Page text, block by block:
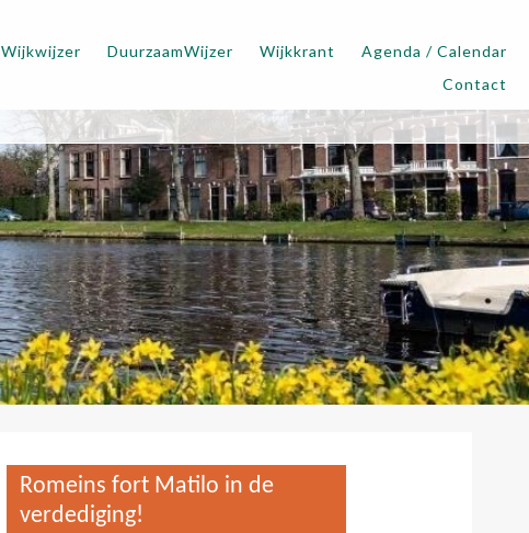
Wijkwijzer DuurzaamWijzer Wijkkrant
Agenda / Calendar
Contact
Romeins fort Matilo in de
verdediging!